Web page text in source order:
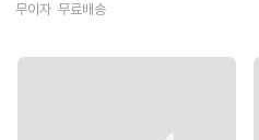
무이자 무료배송